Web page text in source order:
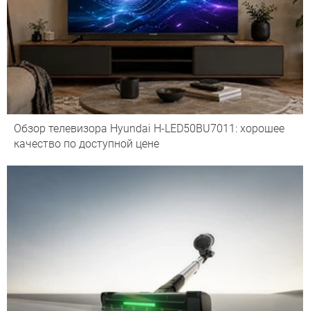
Обзор телевизора Hyundai H-LED50BU7011: хорошее
качество по доступной цене